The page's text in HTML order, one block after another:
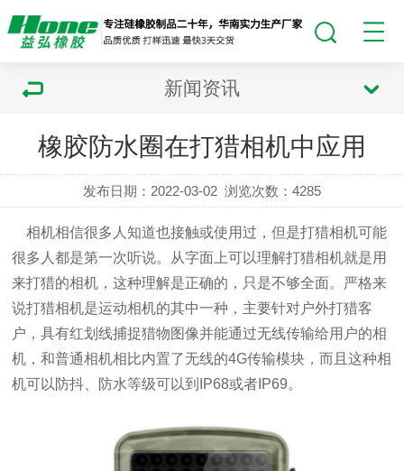
新闻资讯
橡胶防水圈在打猎相机中应用
发布日期：2022-03-02 浏览次数：4285
相机相信很多人知道也接触或使用过，但是打猎相机可能
很多人都是第一次听说。从字面上可以理解打猎相机就是用
来打猎的相机，这种理解是正确的，只是不够全面。严格来
说打猎相机是运动相机的其中一种，主要针对户外打猎客
户，具有红划线捕捉猎物图像并能通过无线传输给用户的相
机，和普通相机相比内置了无线的4G传输模块，而且这种相
机可以防抖、防水等级可以到IP68或者IP69。